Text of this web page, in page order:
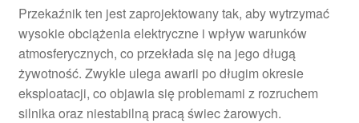
Przekaźnik ten jest zaprojektowany tak, aby wytrzymać
wysokie obciążenia elektryczne i wpływ warunków
atmosferycznych, co przekłada się na jego długą
żywotność. Zwykle ulega awarii po długim okresie
eksploatacji, co objawia się problemami z rozruchem
silnika oraz niestabilną pracą świec żarowych.